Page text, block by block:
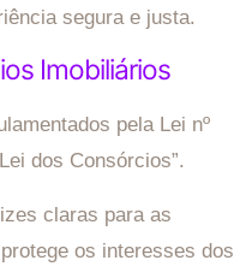
segura e justa.
Imobiliários
pela Lei nº
dos Consórcios”.
claras para as
os interesses dos